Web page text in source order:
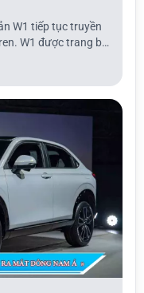
W1 tiếp tục truyền
W1 được trang bị
mã lực ở vòng
W1 cũng tích hợp